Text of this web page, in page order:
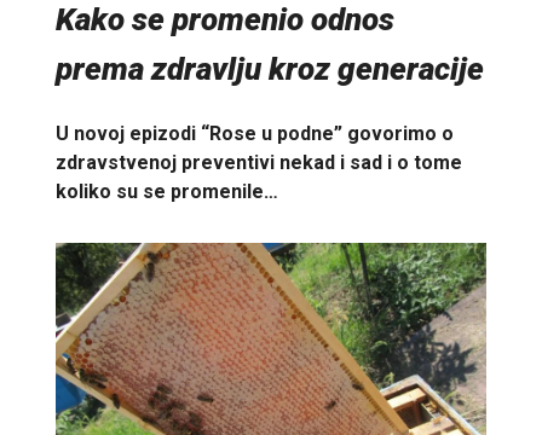
Kako se promenio odnos
prema zdravlju kroz generacije
U novoj epizodi “Rose u podne” govorimo o
zdravstvenoj preventivi nekad i sad i o tome
koliko su se promenile…